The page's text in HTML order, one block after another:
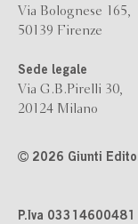
Via Bolognese 165,
50139 Firenze
Sede legale
Via G.B.Pirelli 30,
20124 Milano
2026 Giunti
P.Iva 03314600481